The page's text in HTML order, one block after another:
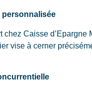
personnalisée
chez Caisse d’Epargne
vise à cerner